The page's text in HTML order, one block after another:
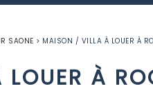
SAONE > MAISON / VILLA À LOUER À
À